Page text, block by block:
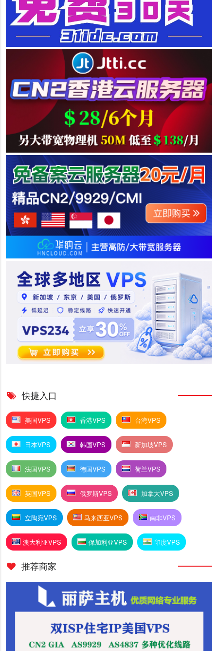
快捷入口
美国VPS 香港VPS 台湾VPS
日本VPS 韩国VPS 新加坡VPS
法国VPS 德国VPS 荷兰VPS
英国VPS 俄罗斯VPS 加拿大VPS
立陶宛VPS 马来西亚VPS 南非VPS
澳大利亚VPS 保加利亚VPS 印度VPS
推荐商家